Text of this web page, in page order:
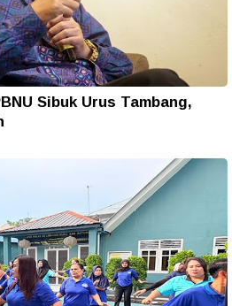
Sibuk Urus Tambang,